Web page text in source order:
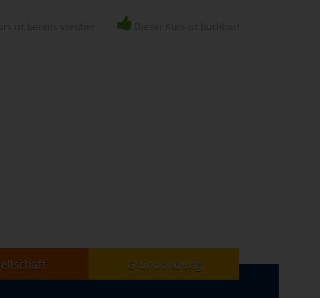
Grundbildung